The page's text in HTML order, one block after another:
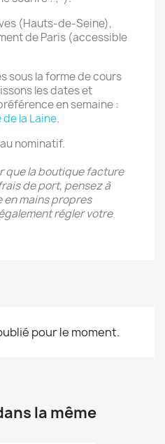
(Hauts-de-Seine),
de Paris (accessible
sous la forme de cours
les dates et
en semaine :
de la Laine.
nominatif.
que la boutique facture
de port, pensez à
en mains propres
régler votre
pour le moment.
la même